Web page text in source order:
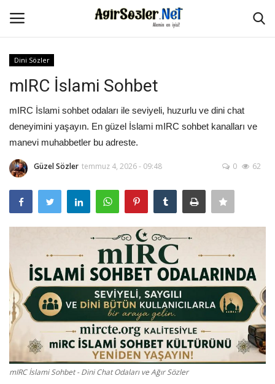
Anasayfa
İletişim
Aşk Sözleri
Güzel Sözler
Ağır Sözler
Damar Sözler
Komik Sözler
ilahi sözleri
Dini Sözler
mIRC İslami Sohbet
mIRC İslami sohbet odaları ile seviyeli, huzurlu ve dini chat
deneyimini yaşayın. En güzel İslami mIRC sohbet kanalları ve
manevi muhabbetler bu adreste.
Güzel Sözler temmuz 4, 2026 - 09:48 0 62
mIRC İslami Sohbet - Dini Chat Odaları ve Ağır Sözler